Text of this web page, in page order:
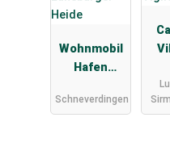
Wohnmobil
Hafen
Heide
Schneverdingen